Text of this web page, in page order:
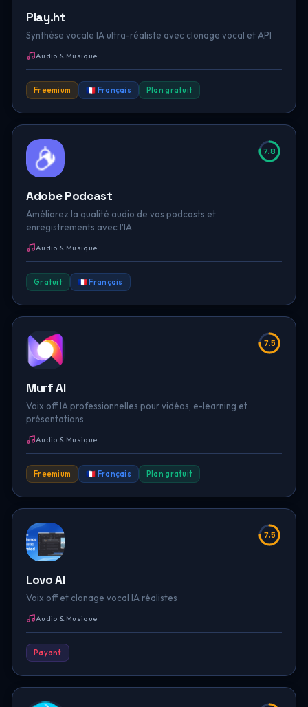
Play.ht
Synthèse vocale IA ultra-réaliste avec clonage vocal et API
Audio & Musique
Freemium 🇫🇷 Français Plan gratuit
7.8
Adobe Podcast
Améliorez la qualité audio de vos podcasts et
enregistrements avec l'IA
Audio & Musique
Gratuit 🇫🇷 Français
7.5
Murf AI
Voix off IA professionnelles pour vidéos, e-learning et
présentations
Audio & Musique
Freemium 🇫🇷 Français Plan gratuit
7.5
Lovo AI
Voix off et clonage vocal IA réalistes
Audio & Musique
Payant